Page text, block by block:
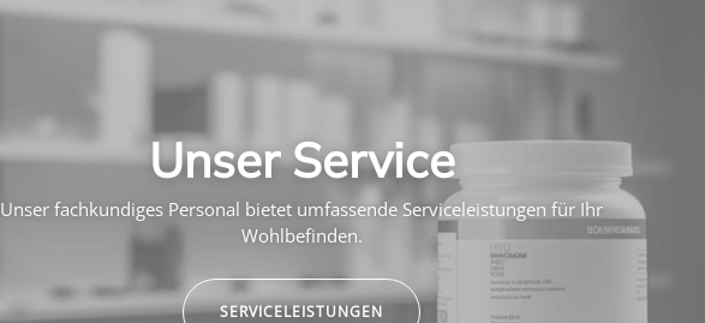
Unser Service
Unser fachkundiges Personal bietet umfassende Serviceleistungen für Ihr
Wohlbefinden.
SERVICELEISTUNGEN